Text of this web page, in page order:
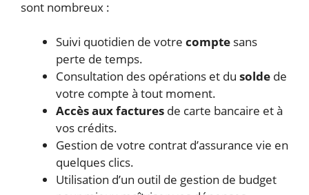
sont nombreux :
Suivi quotidien de votre compte sans
perte de temps.
Consultation des opérations et du solde de
votre compte à tout moment.
Accès aux factures de carte bancaire et à
vos crédits.
Gestion de votre contrat d’assurance vie en
quelques clics.
Utilisation d’un outil de gestion de budget